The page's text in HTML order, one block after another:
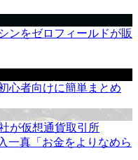
ンをゼロフィールドが販
心者向けに簡単まとめ
が仮想通貨取引所
一真「お金をよりなめら